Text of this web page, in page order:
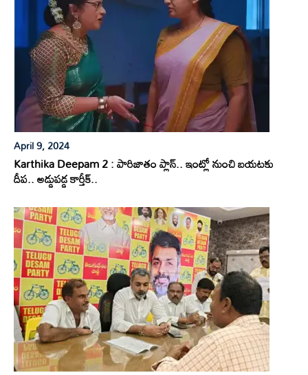
April 9, 2024
Karthika Deepam 2 : పారిజాతం ప్లాన్.. ఇంట్లో నుంచి బయటకు
దీప.. అడ్డుపడ్డ కార్తీక్..